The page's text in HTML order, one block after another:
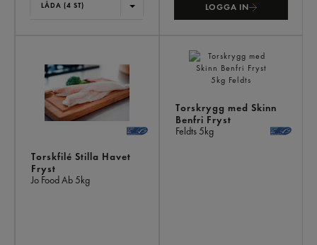
LÅDA (4 ST) LOGGA IN
Torskfilé Stilla Havet
Fryst
Jo Food Ab5kg
Torskrygg med Skinn
Benfri Fryst
Feldts5kg